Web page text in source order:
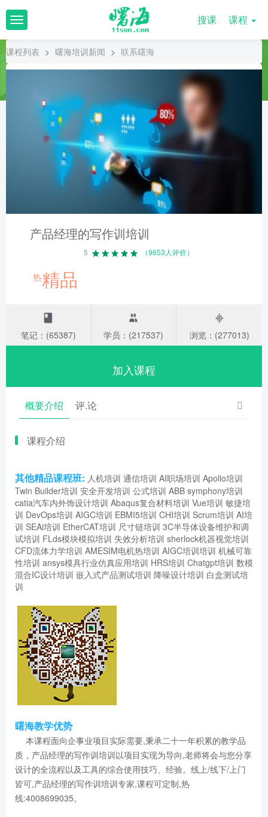
T
o
g
l
搜课 课程
课程列表 > 曙海培训新闻 > 联系曙海
产品经理的写作训培训
5 （9653人评价）
热精品
笔记：(65387) 学员：(217537) 浏览：(277013)
加入课程
概要介绍 评.论
课程介绍
其他精品课程班: 人机培训 通信培训 AI职场培训 Apollo培训
Twin Builder培训 安全开发培训 公式培训 ABB symphony培训
catia汽车内外饰设计培训 Abaqus复合材料培训 Vue培训 敏捷培
训 DevOps培训 AIGC培训 EBMI5培训 CHI培训 Scrum培训 AI培
训 SEAi培训 EtherCAT培训 尺寸链培训 3C半导体设备维护和调
试培训 FLds模块模拟培训 失效分析培训 sherlock机器视觉培训
CFD流体力学培训 AMESIM电机热培训 AIGC培训培训 机械可靠
性培训 ansys模具行业仿真应用培训 HRS培训 Chatgpt培训 数模
混合IC设计培训 嵌入式产品测试培训 降噪设计培训 白盒测试培
训
曙海教学优势
本课程面向企事业项目实际需要,秉承二十一年积累的教学品
质，产品经理的写作训培训以项目实现为导向,老师将会与您分享
设计的全流程以及工具的综合使用技巧、经验。线上/线下/上门
皆可,产品经理的写作训培训专家,课程可定制,热
线:4008699035。